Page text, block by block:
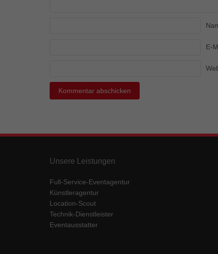
E-
Unsere Leistungen
Full-Service-Eventagentur
Künstleragentur
Location-Scout
Technik-Dienstleister
Eventausstatter